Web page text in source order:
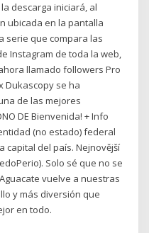
descarga iniciará, al
ubicada en la pantalla
serie que compara las
Instagram de toda la web,
llamado followers Pro
Dukascopy se ha
de las mejores
DE Bienvenida! + Info
(no estado) federal
capital del país. Nejnovější
Solo sé que no se
vuelve a nuestras
y más diversión que
en todo.